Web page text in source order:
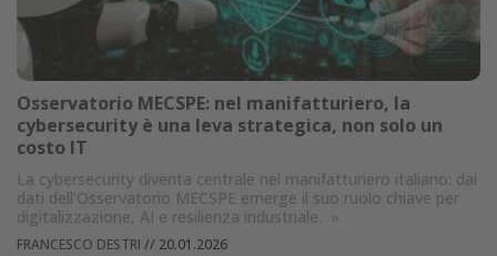
Osservatorio MECSPE: nel manifatturiero, la
cybersecurity è una leva strategica, non solo un
costo IT
La cybersecurity diventa centrale nel manifatturiero italiano: dai
dati dell’Osservatorio MECSPE emerge il suo ruolo chiave per
digitalizzazione, AI e resilienza industriale. »
FRANCESCO DESTRI // 20.01.2026